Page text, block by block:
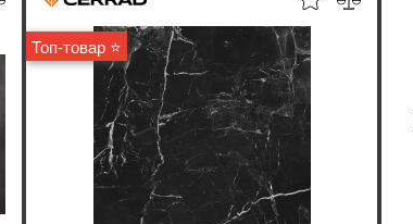
УЗНАТЬ СВОЮ СКИДКУ %
КУПИТЬ
Топ-товар ⭐